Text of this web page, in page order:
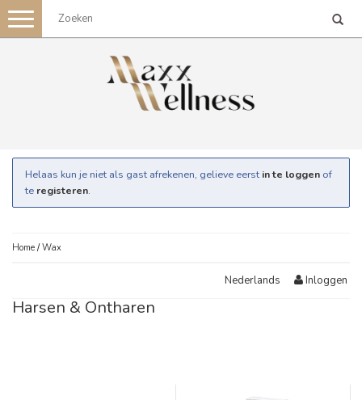
Toggle
navigation
Helaas kun je niet als gast afrekenen, gelieve eerst in te loggen of
te registeren.
Home /Wax
Nederlands Inloggen
Harsen & Ontharen